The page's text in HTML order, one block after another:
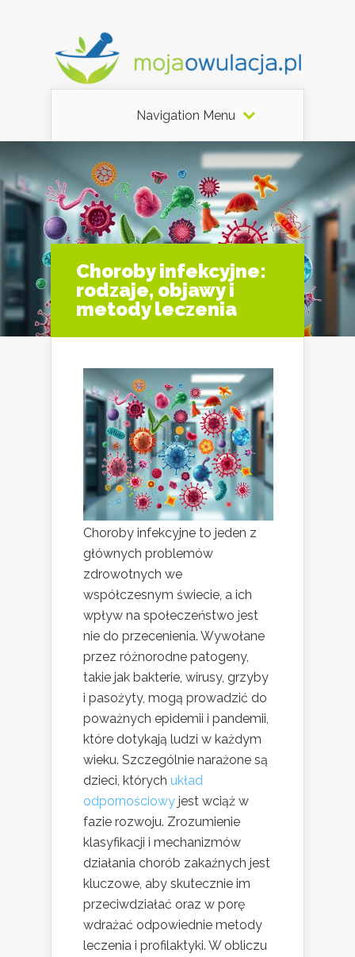
Navigation Menu
Choroby infekcyjne:
rodzaje, objawy i
metody leczenia
Choroby infekcyjne to jeden z
głównych problemów
zdrowotnych we
współczesnym świecie, a ich
wpływ na społeczeństwo jest
nie do przecenienia. Wywołane
przez różnorodne patogeny,
takie jak bakterie, wirusy, grzyby
i pasożyty, mogą prowadzić do
poważnych epidemii i pandemii,
które dotykają ludzi w każdym
wieku. Szczególnie narażone są
dzieci, których układ
odpornościowy jest wciąż w
fazie rozwoju. Zrozumienie
klasyfikacji i mechanizmów
działania chorób zakaźnych jest
kluczowe, aby skutecznie im
przeciwdziałać oraz w porę
wdrażać odpowiednie metody
leczenia i profilaktyki. W obliczu